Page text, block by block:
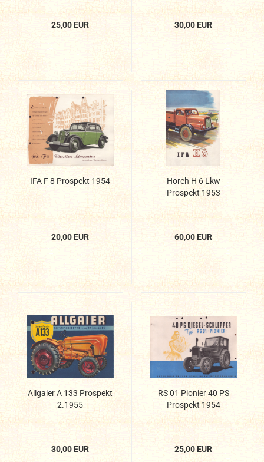
25,00 EUR 30,00 EUR
IFA F 8 Prospekt 1954
20,00 EUR
Horch H 6 Lkw
Prospekt 1953
60,00 EUR
Allgaier A 133 Prospekt
2.1955
30,00 EUR
RS 01 Pionier 40 PS
Prospekt 1954
25,00 EUR